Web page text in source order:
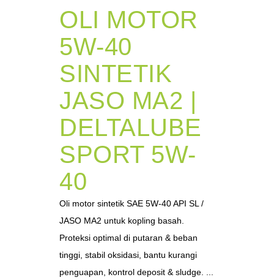
OLI MOTOR
5W-40
SINTETIK
JASO MA2 |
DELTALUBE
SPORT 5W-
40
Oli motor sintetik SAE 5W-40 API SL /
JASO MA2 untuk kopling basah.
Proteksi optimal di putaran & beban
tinggi, stabil oksidasi, bantu kurangi
penguapan, kontrol deposit & sludge. ...